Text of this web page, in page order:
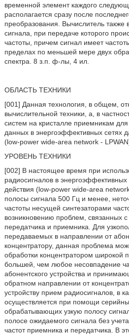
временной элемент каждого
располагается сразу после
преобразования. Вычислитель также
сигнала, при передаче которого
частоты, причем сигнал имеет
пределах по меньшей мере двух
спектра. 8 з.п. ф-лы, 4 ил.
ОБЛАСТЬ ТЕХНИКИ
[001] Данная технология, в общем,
вычислительной техники, а, в
систем на кристалле приемникам
данных в энергоэффективных сетях
(low-power wide-area network -
УРОВЕНЬ ТЕХНИКИ
[002] В настоящее время при
радиосигналов в энергоэффективных
действия (low-power wide-area
полосы сигнала 500 Гц и менее,
частоты несущей синтезаторами
возникновению проблем, связанных
передатчика и приемника. Для
передаваемых в направлении от
концентратору, данная проблема
обработки концентратором широкой
большей, чем любое несовпадение
абонентского устройства и
обратном направлении от
устройству прием радиосигналов, в
осуществляется при помощи
обрабатывающих узкую полосу
полосе ожидаемого сигнала без
частот приемника и передатчика. В